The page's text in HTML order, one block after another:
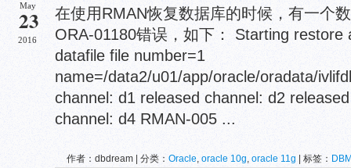
May
23
2016
在使用RMAN恢复数据库的时候，有一个
ORA-01180错误，如下： Starting restore
datafile file number=1
name=/data2/u01/app/oracle/oradata/
channel: d1 released channel: d2
channel: d4 RMAN-005 ...
作者：dbdream | 分类： Oracle, oracle 10g, oracle 11g | 标签：